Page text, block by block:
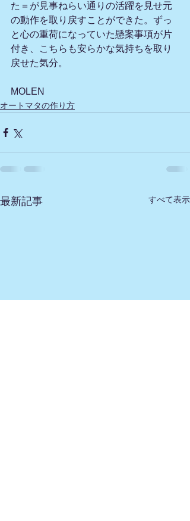
た＝が見事ねらい通りの活躍を見せ元
の動作を取り戻すことができた。ずっ
と心の重荷になっていた懸案事項が片
付き、こちらも安らかな気持ちを取り
戻せた気分。
MOLEN
オートマタの作り方
最新記事 すべて表示